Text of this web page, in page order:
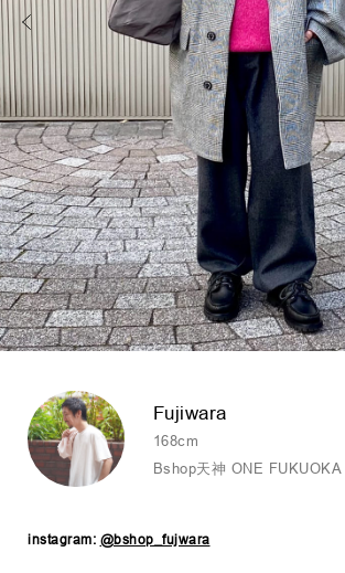
Fujiwara
168cm
Bshop天神 ONE
instagram: @bshop_fujwara